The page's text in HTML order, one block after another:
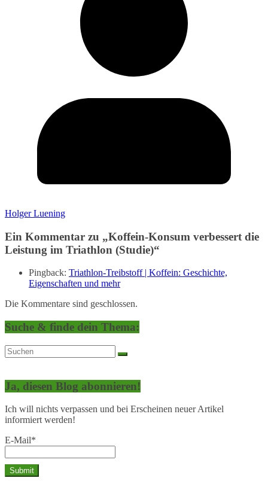
Holger Luening
Ein Kommentar zu „Koffein-Konsum verbessert die
Leistung im Triathlon (Studie)“
Pingback: Triathlon-Treibstoff | Koffein: Geschichte,
Eigenschaften und mehr
Die Kommentare sind geschlossen.
Suche & finde dein Thema:
Ja, diesen Blog abonnieren!
Ich will nichts verpassen und bei Erscheinen neuer Artikel
informiert werden!
E-Mail*